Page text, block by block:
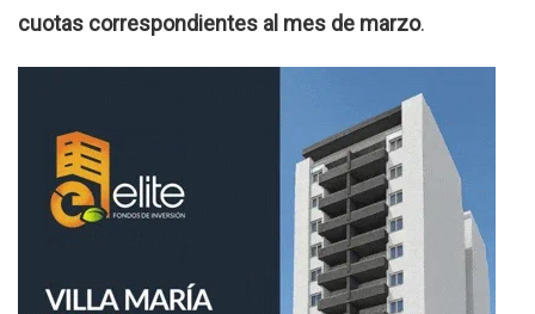
cuotas correspondientes al mes de marzo.